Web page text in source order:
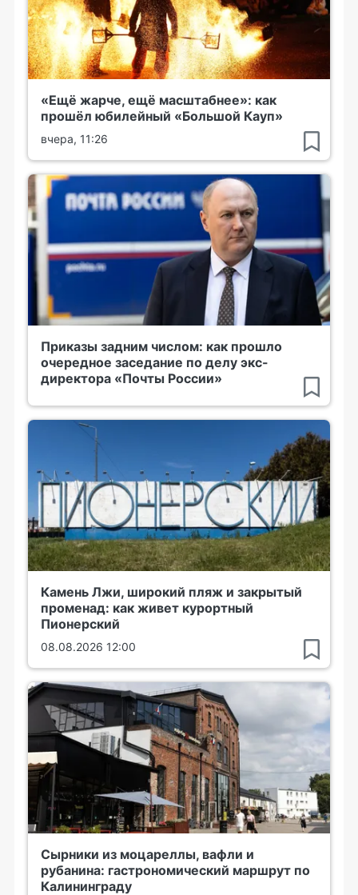
«Ещё жарче, ещё масштабнее»: как
прошёл юбилейный «Большой Кауп»
вчера, 11:26
Приказы задним числом: как прошло
очередное заседание по делу экс-
директора «Почты России»
Камень Лжи, широкий пляж и закрытый
променад: как живет курортный
Пионерский
08.08.2026 12:00
Сырники из моцареллы, вафли и
рубанина: гастрономический маршрут по
Калининграду